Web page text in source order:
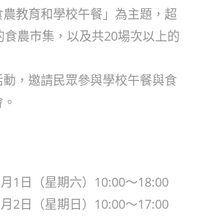
教育和學校午餐」為主題，超
農市集，以及共20場次以上的
，邀請民眾參與學校午餐與食
1日（星期六）10:00～18:00
2日（星期日）10:00～17:00